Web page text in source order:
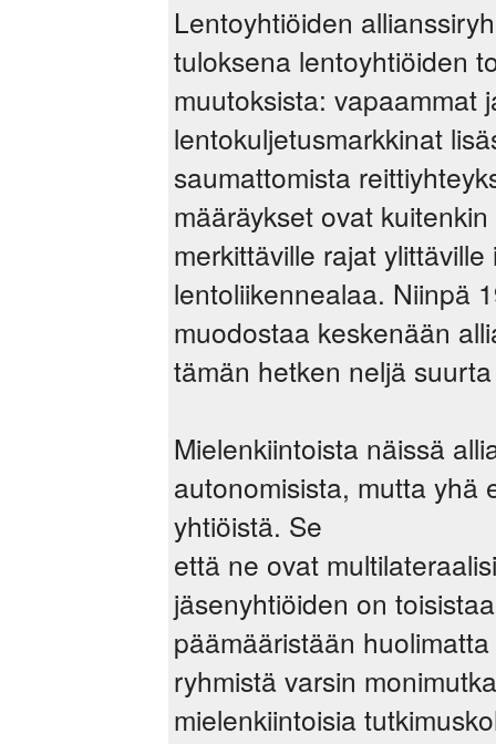
Lentoyhtiöiden
tuloksena lentoyhtiöiden
muutoksista: vapaammat
lentokuljetusmarkkinat
saumattomista
määräykset ovat
merkittäville rajat
lentoliikennealaa. Niinpä
muodostaa keskenään
tämän hetken neljä
Mielenkiintoista näissä
autonomisista, mutta yhä
yhtiöistä. Se
että ne ovat
jäsenyhtiöiden on
päämääristään
ryhmistä varsin
mielenkiintoisia